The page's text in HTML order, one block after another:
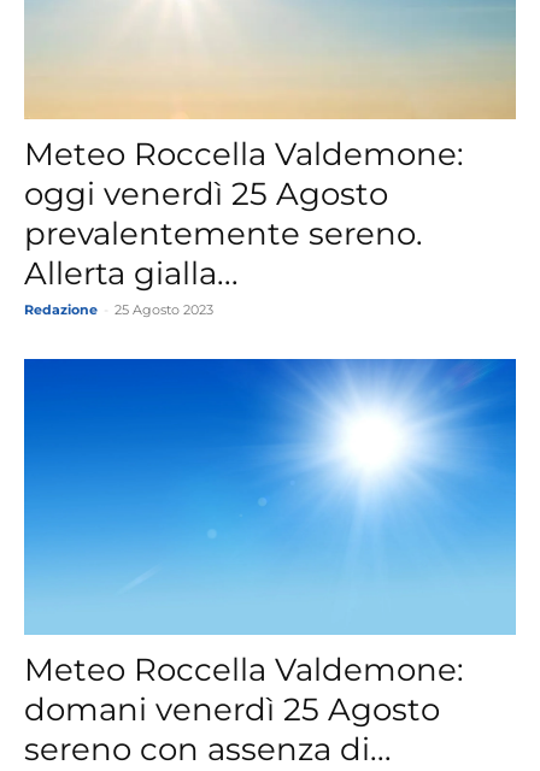
Meteo Roccella Valdemone:
oggi venerdì 25 Agosto
prevalentemente sereno.
Allerta gialla...
Redazione 25 Agosto 2023
Meteo Roccella Valdemone:
domani venerdì 25 Agosto
sereno con assenza di...